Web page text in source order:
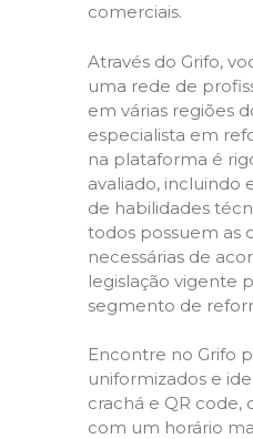
comerciais.
Através do Grifo,
uma rede de
em várias regiões
especialista em
na plataforma é
avaliado, incluindo
de habilidades
todos possuem as
necessárias de
legislação vigente
segmento de
Encontre no Grifo
uniformizados e
crachá e QR
com um horário